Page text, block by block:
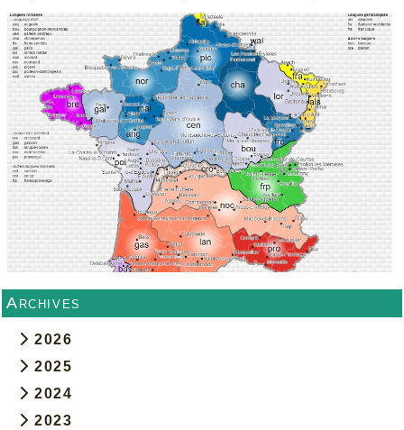
Archives
2026
2025
2024
2023